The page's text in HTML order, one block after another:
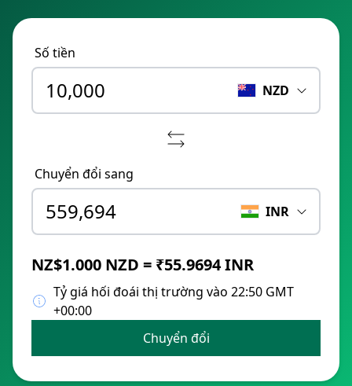
Số tiền
NZD
Chuyển đổi sang
INR
NZ$1.000 NZD = ₹55.9694 INR
Tỷ giá hối đoái thị trường vào 22:50 GMT
+00:00
Chuyển đổi